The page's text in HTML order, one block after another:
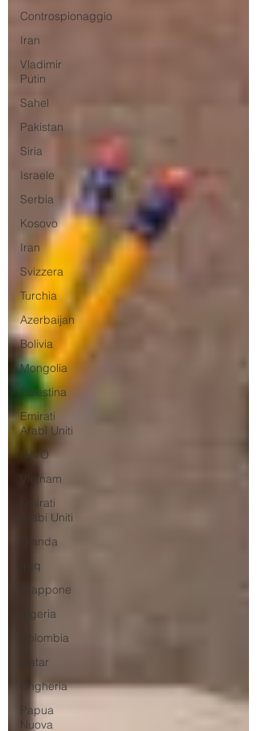
Controspionaggio
Iran
Vladimir
Putin
Sahel
Pakistan
Siria
Israele
Serbia
Kosovo
Iran
Svizzera
Turchia
Azerbaijan
Bolivia
Mongolia
Palestina
Emirati
Arabi Uniti
NATO
Vietnam
Emirati
Arabi Uniti
Olanda
Iraq
Giappone
Algeria
Colombia
Qatar
Ungheria
Papua
Nuova